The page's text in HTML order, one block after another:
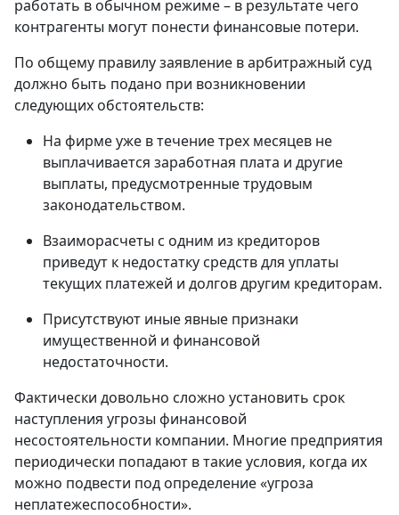
работать в обычном режиме – в результате чего
контрагенты могут понести финансовые потери.
По общему правилу заявление в арбитражный суд
должно быть подано при возникновении
следующих обстоятельств:
На фирме уже в течение трех месяцев не
выплачивается заработная плата и другие
выплаты, предусмотренные трудовым
законодательством.
Взаиморасчеты с одним из кредиторов
приведут к недостатку средств для уплаты
текущих платежей и долгов другим кредиторам.
Присутствуют иные явные признаки
имущественной и финансовой
недостаточности.
Фактически довольно сложно установить срок
наступления угрозы финансовой
несостоятельности компании. Многие предприятия
периодически попадают в такие условия, когда их
можно подвести под определение «угроза
неплатежеспособности».